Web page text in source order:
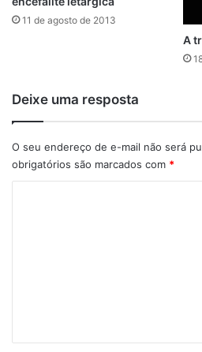
11 de agosto de 2013
A
Deixe uma resposta
O seu endereço de e-mail não será
obrigatórios são marcados com *